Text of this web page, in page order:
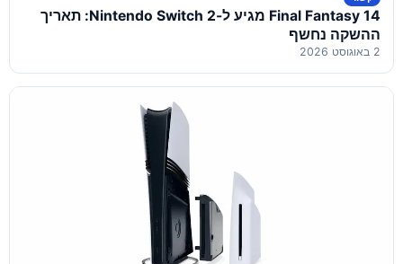
Final Fantasy 14 מגיע ל-Nintendo Switch 2: תאריך
ההשקה נחשף
2 באוגוסט 2026